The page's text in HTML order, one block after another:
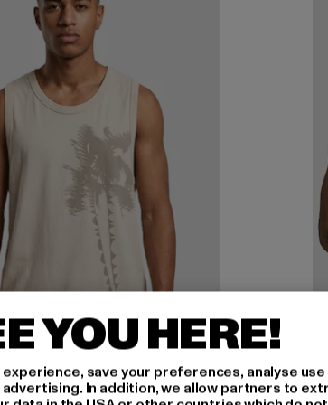
YOU HERE!
save your preferences, analyse
In addition, we allow partners to